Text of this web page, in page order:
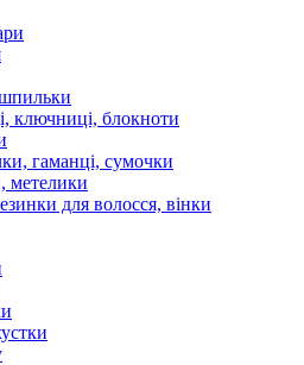
ключниці, блокноти
гаманці, сумочки
метелики
для волосся, вінки